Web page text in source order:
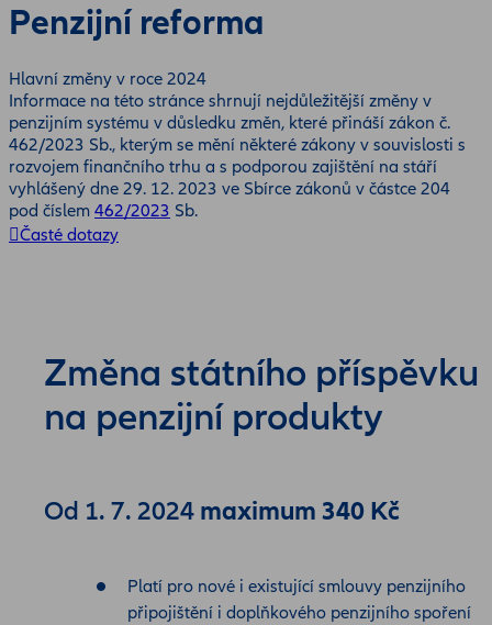
Penzijní reforma
Hlavní změny v roce 2024
Informace na této stránce shrnují nejdůležitější změny v
penzijním systému v důsledku změn, které přináší zákon č.
462/2023 Sb., kterým se mění některé zákony v souvislosti s
rozvojem finančního trhu a s podporou zajištění na stáří
vyhlášený dne 29. 12. 2023 ve Sbírce zákonů v částce 204
pod číslem 462/2023 Sb.
Časté dotazy
Změna státního příspěvku
na penzijní produkty
Od 1. 7. 2024 maximum 340 Kč
Platí pro nové i existující smlouvy penzijního
připojištění i doplňkového penzijního spoření